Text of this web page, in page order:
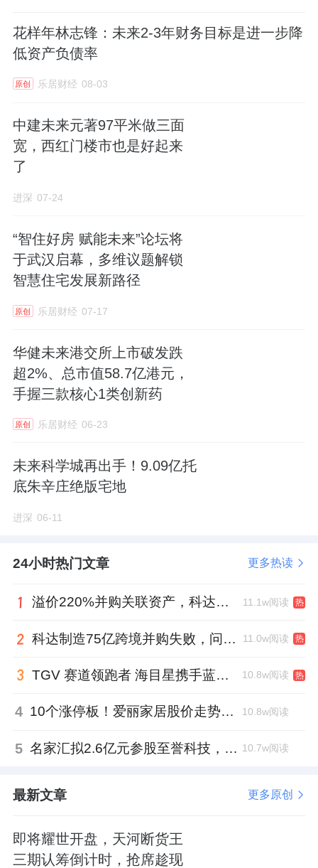
花样年林志锋：未来2-3年财务目标是进一步降
低资产负债率
原创 乐居财经 08-03
中建未来元著97平米做三面
宽，西红门楼市也是好起来
了
进深 07-24
“智住好房 赋能未来”论坛将
于武汉启幕，多维议题解锁
智慧住宅发展新路径
原创 乐居财经 07-17
华健未来港交所上市破发跌
超2%、总市值58.7亿港元，
手握三款核心1类创新药
原创 乐居财经 06-23
未来科学城再出手！9.09亿托
底朱辛庄绝版宅地
进深 06-11
24小时热门文章 更多热读
溢价220%并购关联资产，科达制造近75亿元重组被否 11.1w阅读 热
科达制造75亿跨境并购失败，问题出在哪一关？ 11.0w阅读 热
TGV 赛道领跑者 海目星携手蓝思科技掘金先进封装 10.8w阅读 热
4 10个涨停板！爱丽家居股价走势有点狂 10.8w阅读
5 名家汇拟2.6亿元参股至誉科技，跨界布局工业级固态存储 10.7w阅读
最新文章 更多原创
即将耀世开盘，天河断货王
三期认筹倒计时，抢席趁现